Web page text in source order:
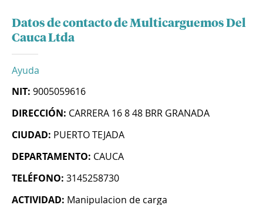
Datos de contacto de Multicarguemos Del
Cauca Ltda
Ayuda
NIT: 9005059616
DIRECCIÓN: CARRERA 16 8 48 BRR GRANADA
CIUDAD: PUERTO TEJADA
DEPARTAMENTO: CAUCA
TELÉFONO: 3145258730
ACTIVIDAD: Manipulacion de carga